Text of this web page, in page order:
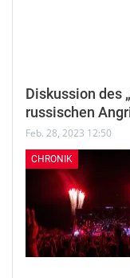
Diskussion des
russischen
Feb. 28, 2023 12:50
CHRONIK